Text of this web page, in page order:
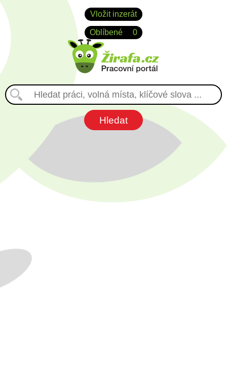
Vložit inzerát
Oblíbené 0